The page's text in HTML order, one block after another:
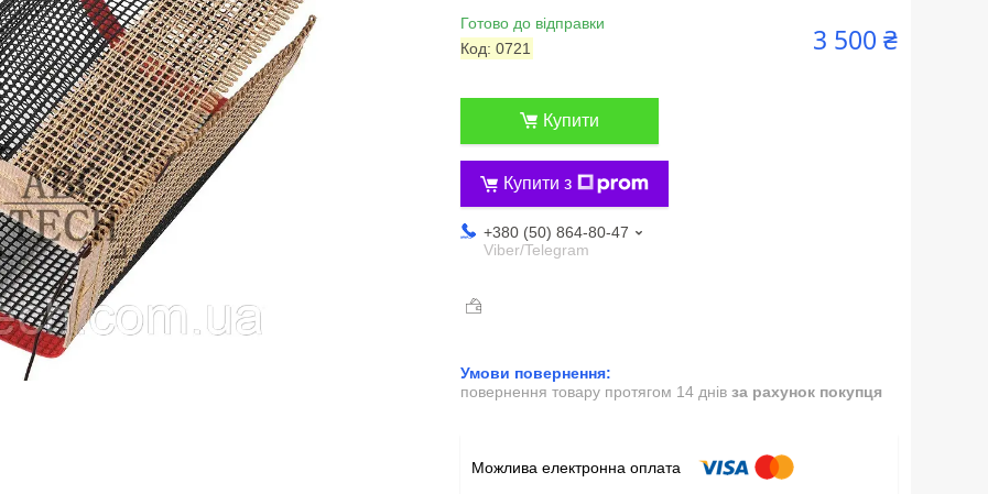
Готово до відправки
Код: 0721 3 500 ₴
Купити
Купити з
+380 (50) 864-80-47
Viber/Telegram
повернення товару протягом 14 днів за рахунок покупця